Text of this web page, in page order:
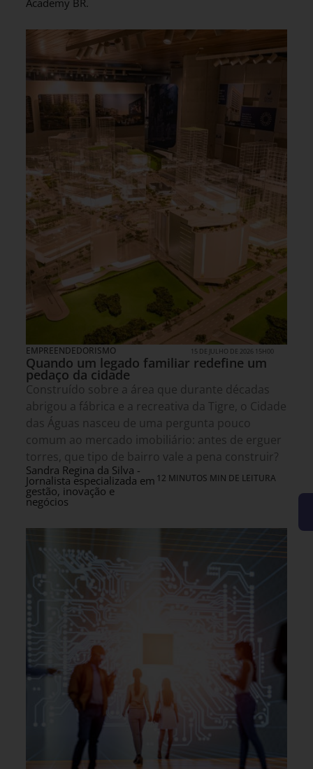
EMPREENDEDORISMO 15 DE JULHO DE 2026 15H00
Quando um legado familiar redefine um
pedaço da cidade
Construído sobre a área que durante décadas
abrigou a fábrica e a recreativa da Tigre, o Cidade
das Águas nasceu de uma pergunta pouco
comum ao mercado imobiliário: antes de erguer
torres, que tipo de bairro vale a pena construir?
Sandra Regina da Silva -
Jornalista especializada em
gestão, inovação e
negócios
12 MINUTOS MIN DE LEITURA